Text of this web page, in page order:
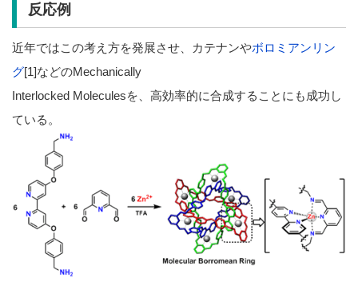
反応例
近年ではこの考え方を発展させ、カテナンやボロミアンリン
グ[1]などのMechanically
Interlocked Moleculesを、高効率的に合成することにも成功し
ている。